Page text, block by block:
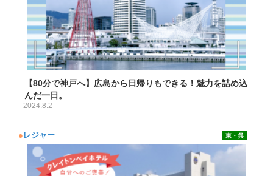
【80分で神戸へ】広島から日帰りもできる！魅力を詰め込
んだ一日。
2024.8.2
● レジャー 東・呉